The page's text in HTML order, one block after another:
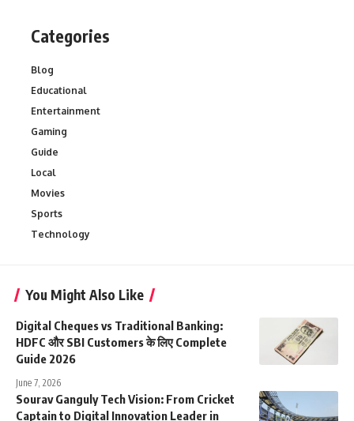
Categories
Blog
Educational
Entertainment
Gaming
Guide
Local
Movies
Sports
Technology
You Might Also Like
Digital Cheques vs Traditional Banking:
HDFC और SBI Customers के लिए Complete
Guide 2026
June 7, 2026
Sourav Ganguly Tech Vision: From Cricket
Captain to Digital Innovation Leader in